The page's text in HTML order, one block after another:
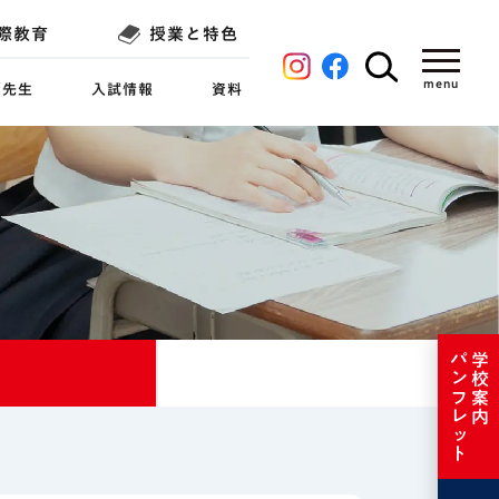
学校案内
パンフレット
教育 授業と特色
生 入試情報 資料